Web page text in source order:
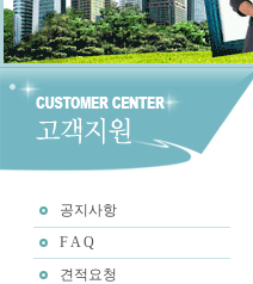
공지사항
F A Q
견적요청